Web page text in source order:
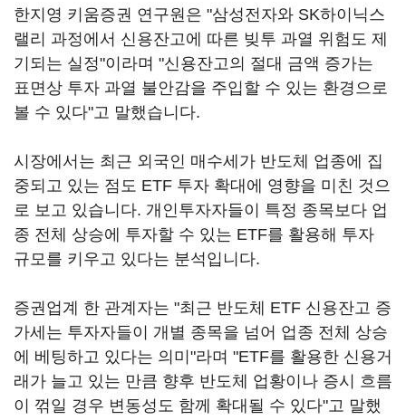
한지영 키움증권 연구원은 "삼성전자와 SK하이닉스
랠리 과정에서 신용잔고에 따른 빚투 과열 위험도 제
기되는 실정"이라며 "신용잔고의 절대 금액 증가는
표면상 투자 과열 불안감을 주입할 수 있는 환경으로
볼 수 있다"고 말했습니다.
시장에서는 최근 외국인 매수세가 반도체 업종에 집
중되고 있는 점도 ETF 투자 확대에 영향을 미친 것으
로 보고 있습니다. 개인투자자들이 특정 종목보다 업
종 전체 상승에 투자할 수 있는 ETF를 활용해 투자
규모를 키우고 있다는 분석입니다.
증권업계 한 관계자는 "최근 반도체 ETF 신용잔고 증
가세는 투자자들이 개별 종목을 넘어 업종 전체 상승
에 베팅하고 있다는 의미"라며 "ETF를 활용한 신용거
래가 늘고 있는 만큼 향후 반도체 업황이나 증시 흐름
이 꺾일 경우 변동성도 함께 확대될 수 있다"고 말했